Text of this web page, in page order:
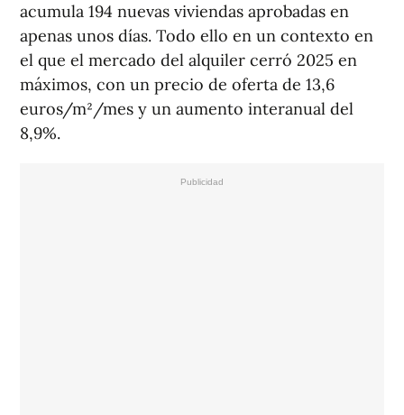
acumula 194 nuevas viviendas aprobadas en
apenas unos días. Todo ello en un contexto en
el que el mercado del alquiler cerró 2025 en
máximos, con un precio de oferta de 13,6
euros/m²/mes y un aumento interanual del
8,9%.